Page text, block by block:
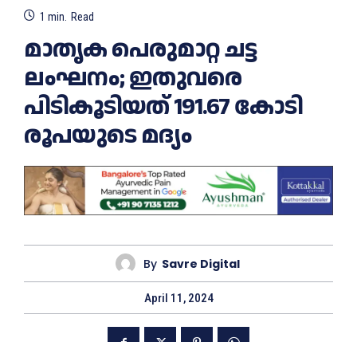
1 min. Read
മാതൃക പെരുമാറ്റ ചട്ട
ലംഘനം; ഇതുവരെ
പിടികൂടിയത് 191.67 കോടി
രൂപയുടെ മദ്യം
By Savre Digital
April 11, 2024